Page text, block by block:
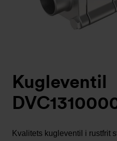
Kugleventil
Kvalitets kugleventil i rustfrit